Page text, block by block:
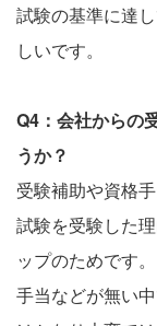
試験の基準に達
しいです。
Q4：会社からの
うか？
受験補助や資格
試験を受験した
ップのためです。
手当などが無い